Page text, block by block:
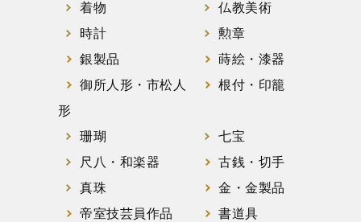
着物
仏教美術
時計
勲章
銀製品
蒔絵・漆器
御所人形・市松人
形
根付・印籠
珊瑚
七宝
尺八・和楽器
古銭・切手
真珠
金・金製品
帝室技芸員作品
書道具